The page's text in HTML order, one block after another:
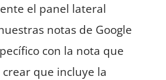
el panel lateral
notas de Google
con la nota que
que incluye la